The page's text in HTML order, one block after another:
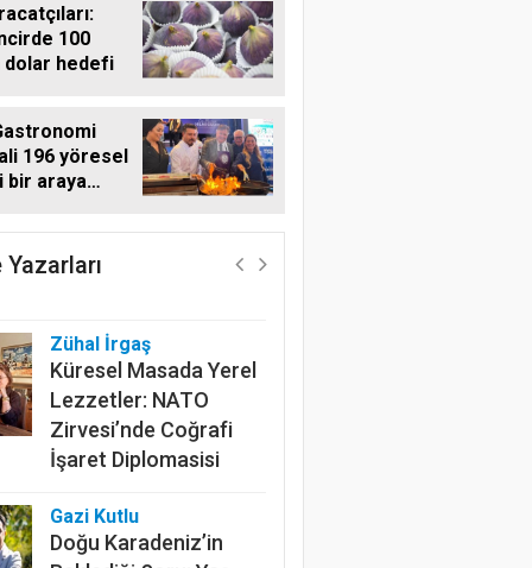
100
dolar hedefi
196 yöresel
bir araya
Yazarları
Harun Göksel
Geleceğin Pamuğu:
Doğal, İzlenebilir ve
Zühal İrgaş
Küresel Masada Yerel
Lezzetler: NATO
Zirvesi’nde Coğrafi
İşaret Diplomasisi
Gazi Kutlu
Doğu Karadeniz’in